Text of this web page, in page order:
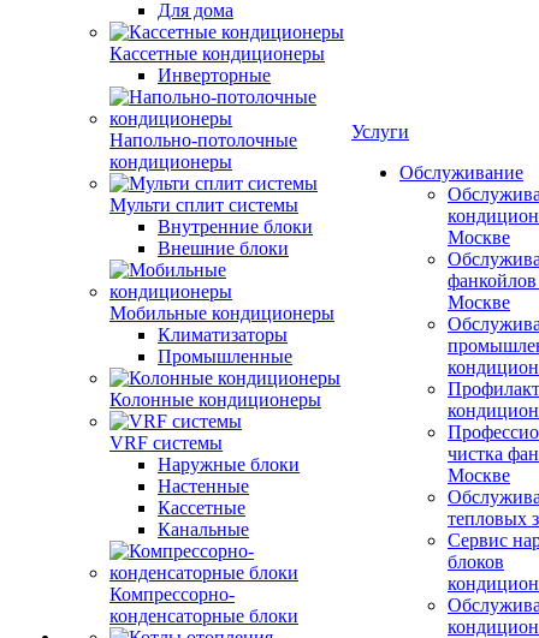
Для дома
Кассетные кондиционеры
Инверторные
Напольно-потолочные
кондиционеры
Мульти сплит системы
Внутренние блоки
Внешние блоки
Мобильные кондиционеры
Климатизаторы
Промышленные
Колонные кондиционеры
VRF системы
Наружные блоки
Настенные
Кассетные
Канальные
Компрессорно-
конденсаторные блоки
Услуги
Обслуживание
Москве
Москве
чистка
Москве
тепловых
Сервис
блоков